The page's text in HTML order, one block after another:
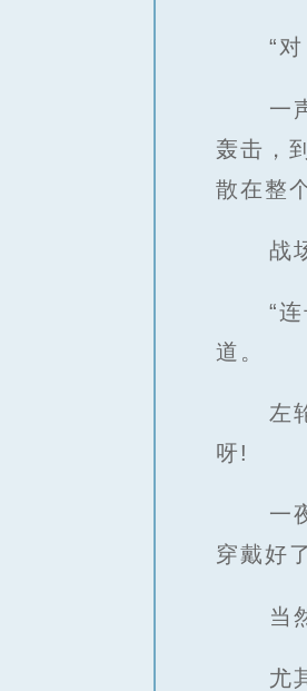
“
一
轰击，
散在整
战
“
道。
左
呀!
一
穿戴好
当
尤